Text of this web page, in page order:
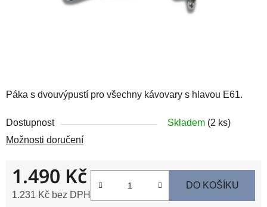
Páka s dvouvýpustí pro všechny kávovary s hlavou E61.
Dostupnost Skladem (2 ks)
Možnosti doručení
1.490 Kč
1.231 Kč bez DPH
DO KOŠÍKU